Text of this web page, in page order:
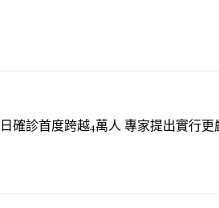
確診首度跨越4萬人 專家提出實行更